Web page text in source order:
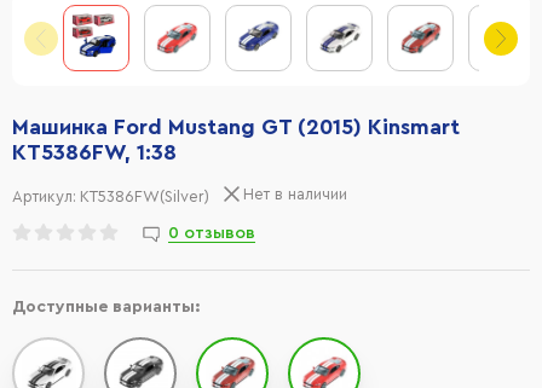
Доступные варианты:
Машинка Ford Mustang GT (2015) Kinsmart
KT5386FW, 1:38
Артикул: KT5386FW(Silver) Нет в наличии
0 отзывов